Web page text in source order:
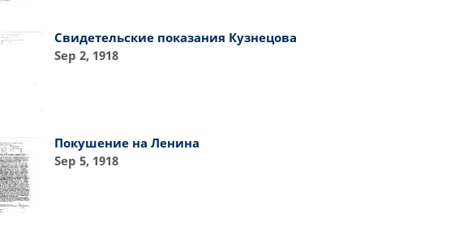
Свидетельские показания Кузнецова
Sep 2, 1918
Покушение на Ленина
Sep 5, 1918